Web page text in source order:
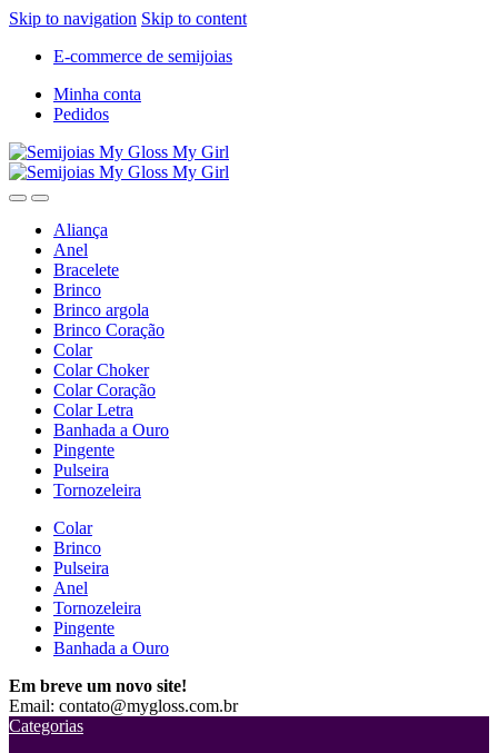
Skip to navigation Skip to content
E-commerce de semijoias
Minha conta
Pedidos
Aliança
Anel
Bracelete
Brinco
Brinco argola
Brinco Coração
Colar
Colar Choker
Colar Coração
Colar Letra
Banhada a Ouro
Pingente
Pulseira
Tornozeleira
Colar
Brinco
Pulseira
Anel
Tornozeleira
Pingente
Banhada a Ouro
Em breve um novo site!
Email: contato@mygloss.com.br
Categorias